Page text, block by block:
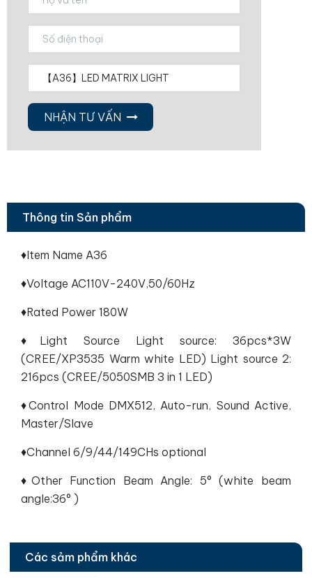
NHẬN TƯ VẤN
Thông tin Sản phẩm
♦Item Name A36
♦Voltage AC110V-240V,50/60Hz
♦Rated Power 180W
♦Light Source Light source: 36pcs*3W
(CREE/XP3535 Warm white LED) Light source 2:
216pcs (CREE/5050SMB 3 in 1 LED)
♦Control Mode DMX512, Auto-run, Sound Active,
Master/Slave
♦Channel 6/9/44/149CHs optional
♦Other Function Beam Angle: 5° (white beam
angle:36° )
Các sảm phẩm khác